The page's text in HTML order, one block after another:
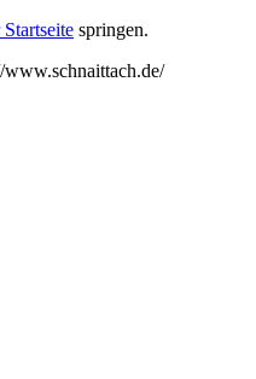
springen.